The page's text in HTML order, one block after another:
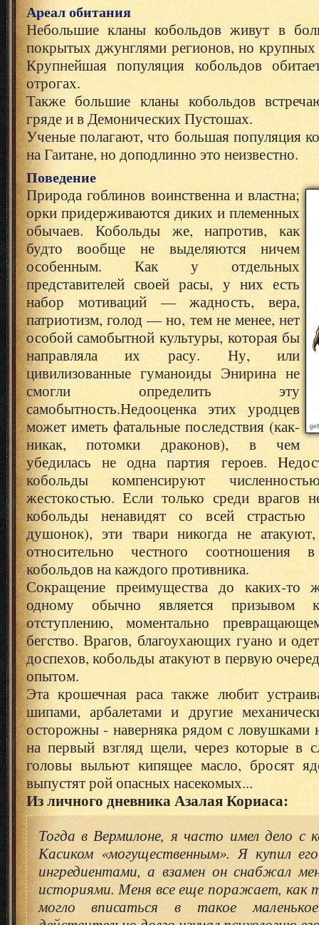
Ареал обитания
Небольшие кланы кобольдов живут в
покрытых джунглями регионов, но
Крупнейшая популяция кобольдов
отрогах.
Также большие кланы кобольдов
гряде и в Демонических Пустошах.
Ученые полагают, что большая популяция
на Гаитане, но доподлинно это неизвестно.
Поведение
Природа гоблинов воинственна и властна;
орки придерживаются диких и племенных
обычаев. Кобольды же, напротив, как
будто вообще не выделяются ничем
особенным. Как у отдельных
представителей своей расы, у них есть
набор мотиваций — жадность, вера,
патриотизм, голод — но, тем не менее, нет
особой самобытной культуры, которая бы
направляла их расу. Ну, или
цивилизованные гуманоиды Энирина не
смогли определить эту
самобытность.Недооценка этих уродцев
может иметь фатальные последствия (как-
никак, потомки драконов), в чем
убедилась не одна партия героев.
кобольды компенсируют
жестокостью. Если только среди врагов
кобольды ненавидят со всей страстью
душонок), эти твари никогда не
относительно честного соотношения в
кобольдов на каждого противника.
Сокращение преимущества до каких-то
одному обычно является призывом к
отступлению, моментально
бегство. Врагов, благоухающих гуано и
доспехов, кобольды атакуют в первую
опытом.
Эта крошечная раса также любит
шипами, арбалетами и другие
осторожны - наверняка рядом с ловушками
на первый взгляд щели, через которые в
головы выльют кипящее масло, бросят
выпустят рой опасных насекомых...
Из личного дневника Азалая Кориаса:
Тогда в Вермилоне, я часто имел дело с
Касиком «могущественным». Я купил
ингредиентами, а взамен он снабжал
историями. Меня все еще поражает, как
могло вписаться в такое